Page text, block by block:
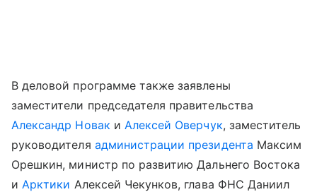
В деловой программе также заявлены
заместители председателя правительства
Александр Новак и Алексей Оверчук, заместитель
руководителя администрации президента Максим
Орешкин, министр по развитию Дальнего Востока
и Арктики Алексей Чекунков, глава ФНС Даниил